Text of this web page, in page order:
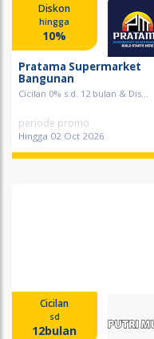
Diskon
hingga
10%
Pratama Supermarket
Bangunan
Cicilan 0% s.d. 12 bulan & Dis...
periode promo
Hingga 02 Oct 2026
Cicilan
sd
12bulan